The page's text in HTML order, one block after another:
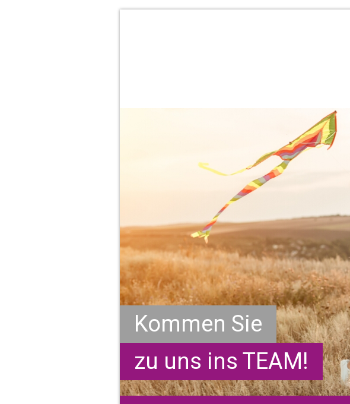
Kommen Sie
zu uns ins TEAM!